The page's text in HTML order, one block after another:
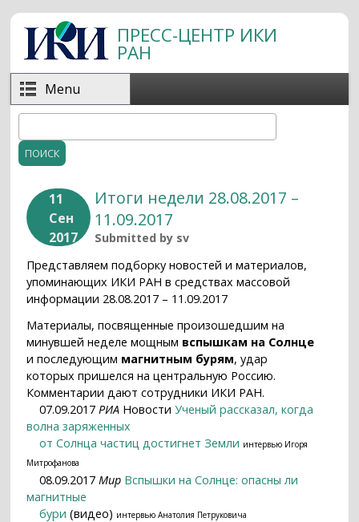
Перейти к основному содержанию
ПРЕСС-ЦЕНТР ИКИ
РАН
Menu
Форма поиска
11
Сен
2017
Итоги недели 28.08.2017 –
11.09.2017
Submitted by sv
Представляем подборку новостей и материалов,
упоминающих ИКИ РАН в средствах массовой
информации 28.08.2017 – 11.09.2017
Материалы, посвященные произошедшим на
минувшей неделе мощным вспышкам на Солнце
и последующим магнитным бурям, удар
которых пришелся на центральную Россию.
Комментарии дают сотрудники ИКИ РАН.
07.09.2017 РИА НовостиУченый рассказал, когда
волна заряженных
от Солнца частиц достигнет Земли интервью Игоря
Митрофанова
08.09.2017 Мир Вспышки на Солнце: опасны ли
магнитные
бури (видео) интервью Анатолия Петруковича